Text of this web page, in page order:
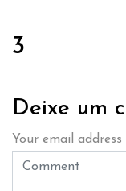
3
Deixe um
Your email